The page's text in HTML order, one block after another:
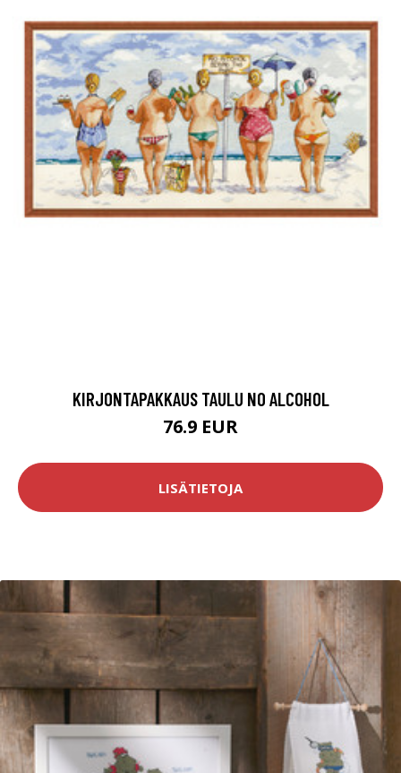
KIRJONTAPAKKAUS TAULU NO ALCOHOL
76.9 EUR
LISÄTIETOJA